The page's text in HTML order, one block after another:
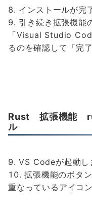
インストールが完
引き続き拡張機能
「Visual Studio
るのを確認して「完
Rust 拡張機能
ル
VS Codeが起動し
拡張機能のボタ
重なっているアイコ